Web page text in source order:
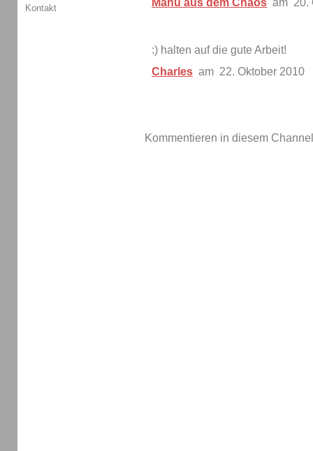
:) halten auf die gute Arbeit!
Charles am 22. Oktober 2010
Kommentieren in diesem
Kontakt